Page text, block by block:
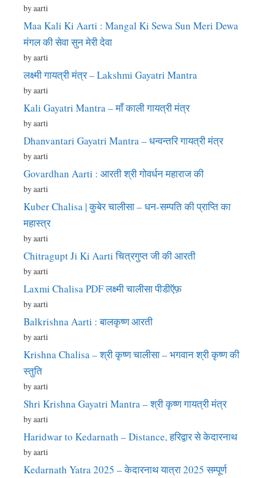
by aarti
Maa Kali Ki Aarti : Mangal Ki Sewa Sun Meri Dewa
मंगल की सेवा सुन मेरी देवा
by aarti
लक्ष्मी गायत्री मंत्र – Lakshmi Gayatri Mantra
by aarti
Kali Gayatri Mantra – माँ काली गायत्री मंत्र
by aarti
Dhanvantari Gayatri Mantra – धन्वन्तरि गायत्री मंत्र
by aarti
Govardhan Aarti : आरती श्री गोवर्धन महाराज की
by aarti
Kuber Chalisa | कुबेर चालीसा – धन-सम्पति की प्राप्ति का
महास्त्र
by aarti
Chitragupt Ji Ki Aarti चित्रगुप्त जी की आरती
by aarti
Laxmi Chalisa PDF लक्ष्मी चालीसा पीडीऍफ़
by aarti
Balkrishna Aarti : बालकृष्ण आरती
by aarti
Krishna Chalisa – श्री कृष्ण चालीसा – भगवान श्री कृष्ण की
स्तुति
by aarti
Shri Krishna Gayatri Mantra – श्री कृष्ण गायत्री मंत्र
by aarti
Haridwar to Kedarnath – Distance, हरिद्वार से केदारनाथ
by aarti
Kedarnath Yatra 2025 – केदारनाथ यात्रा 2025 सम्पूर्ण